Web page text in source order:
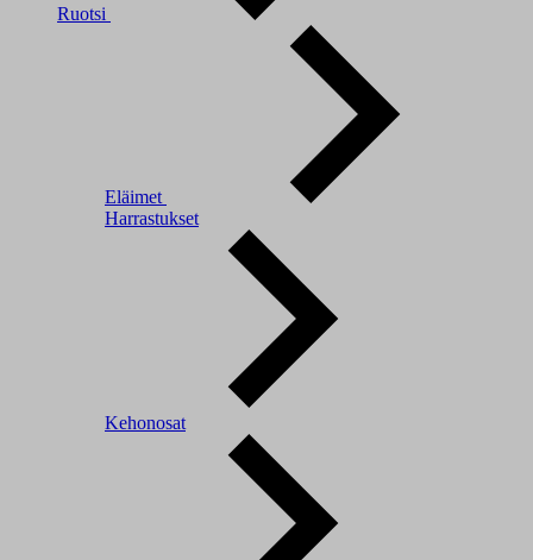
Ruotsi
Eläimet
Harrastukset
Kehonosat